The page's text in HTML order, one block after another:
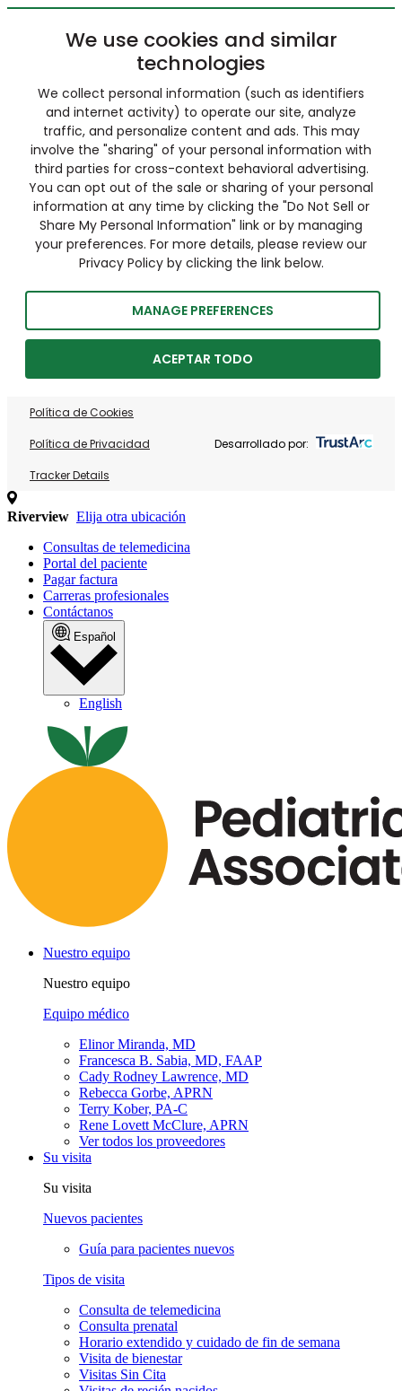
We use cookies and similar
technologies
We collect personal information (such as identifiers
and internet activity) to operate our site, analyze
traffic, and personalize content and ads. This may
involve the "sharing" of your personal information with
third parties for cross-context behavioral advertising.
You can opt out of the sale or sharing of your personal
information at any time by clicking the "Do Not Sell or
Share My Personal Information" link or by managing
your preferences. For more details, please review our
Privacy Policy by clicking the link below.
MANAGE PREFERENCES
ACEPTAR TODO
Política de Cookies
Política de Privacidad
Tracker Details
Desarrollado por:
Riverview Elija otra ubicación
Consultas de telemedicina
Portal del paciente
Pagar factura
Carreras profesionales
Contáctanos
Español
English
Nuestro equipo
Nuestro equipo
Equipo médico
Elinor Miranda, MD
Francesca B. Sabia, MD, FAAP
Cady Rodney Lawrence, MD
Rebecca Gorbe, APRN
Terry Kober, PA-C
Rene Lovett McClure, APRN
Ver todos los proveedores
Su visita
Su visita
Nuevos pacientes
Guía para pacientes nuevos
Tipos de visita
Consulta de telemedicina
Consulta prenatal
Horario extendido y cuidado de fin de semana
Visita de bienestar
Visitas Sin Cita